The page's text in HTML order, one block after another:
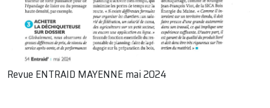
Revue ENTRAID MAYENNE mai 2024